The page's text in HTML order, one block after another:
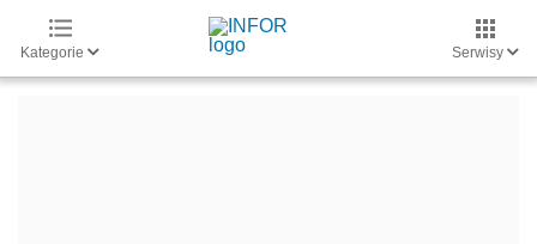
Kategorie Serwisy